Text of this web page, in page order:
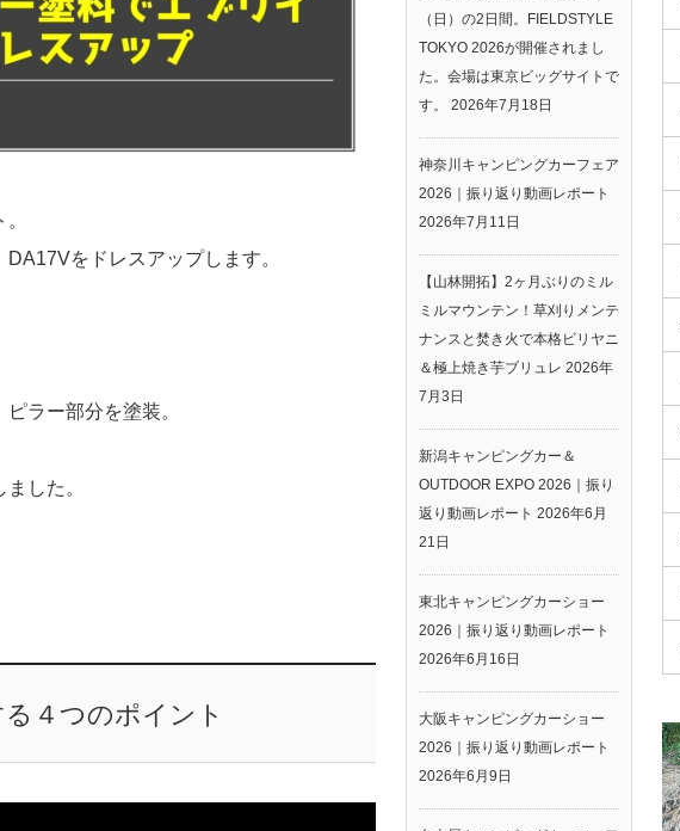
をドレスアップします。
ラー部分を塗装。
した。
４つのポイント
（日）の2日間。FIELDSTYLE
TOKYO 2026が開催されまし
た。会場は東京ビッグサイトで
す。
2026年7月18日
神奈川キャンピングカーフェア
2026｜振り返り動画レポート
2026年7月11日
【山林開拓】2ヶ月ぶりのミル
ミルマウンテン！草刈りメンテ
ナンスと焚き火で本格ビリヤニ
＆極上焼き芋ブリュレ 2026年
7月3日
新潟キャンピングカー＆
OUTDOOR EXPO 2026｜振り
返り動画レポート 2026年6月
21日
東北キャンピングカーショー
2026｜振り返り動画レポート
2026年6月16日
大阪キャンピングカーショー
2026｜振り返り動画レポート
2026年6月9日